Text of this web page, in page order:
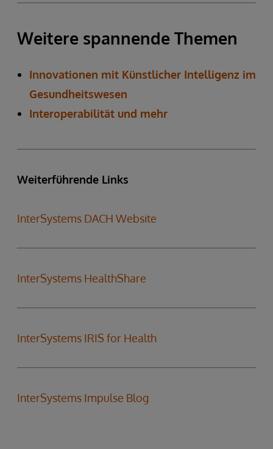
Weitere spannende Themen
Innovationen mit Künstlicher Intelligenz im
Gesundheitswesen
Interoperabilität und mehr
Weiterführende Links
InterSystems DACH Website
InterSystems HealthShare
InterSystems IRIS for Health
InterSystems Impulse Blog